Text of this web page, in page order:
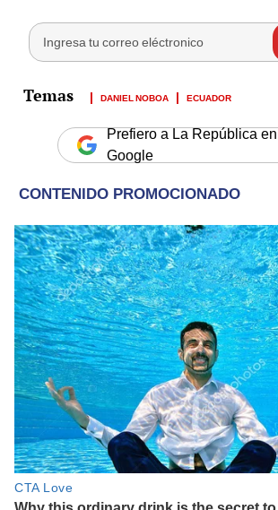
DANIEL NOBOA ECUADOR
Prefiero a La República en
Google